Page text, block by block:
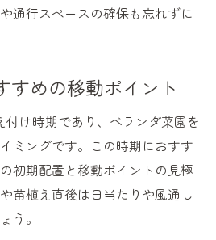
通行スペースの確保も忘れずに
すめの移動ポイント
け時期であり、ベランダ菜園を
ミングです。この時期におすす
初期配置と移動ポイントの見極
苗植え直後は日当たりや風通し
う。